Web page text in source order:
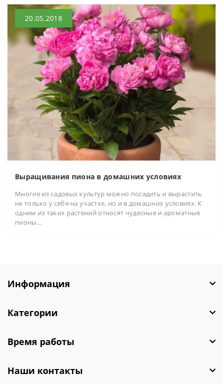
20.05.2018
Выращивания пиона в домашних условиях
Многие из садовых культур можно посадить и вырастить
не только у себя на участке, но и в домашних условиях. К
одним из таких растений относят чудесные и ароматные
пионы...
Информация
Категории
Время работы
Наши контакты